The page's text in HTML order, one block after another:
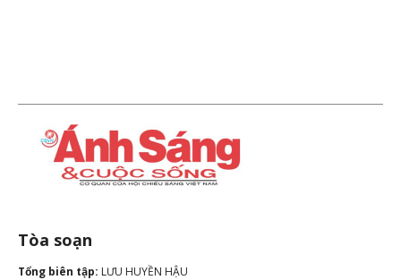
Tòa soạn
Tổng biên tập: LƯU HUYỀN HẬU